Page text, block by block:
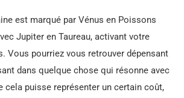
est marqué par Vénus en Poissons
Jupiter en Taureau, activant votre
Vous pourriez vous retrouver dépensant
dans quelque chose qui résonne avec
cela puisse représenter un certain coût,